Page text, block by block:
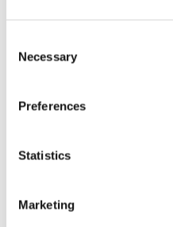
Selection
Necessary
Preferences
Statistics
Marketing